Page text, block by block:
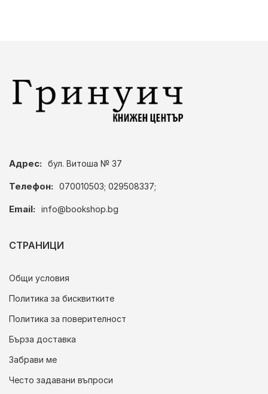
Адрес: бул. Витоша № 37
Телефон: 070010503; 029508337;
Email: info@bookshop.bg
СТРАНИЦИ
Общи условия
Политика за бисквитките
Политика за поверителност
Бърза доставка
Забрави ме
Често задавани въпроси